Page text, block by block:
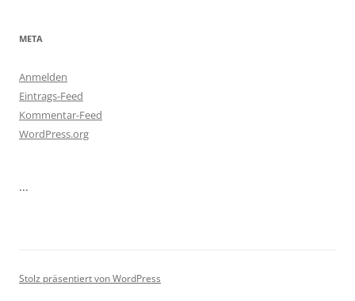
META
Anmelden
Eintrags-Feed
Kommentar-Feed
WordPress.org
...
Stolz präsentiert von WordPress